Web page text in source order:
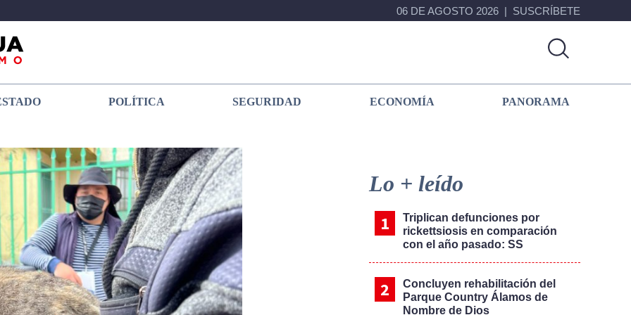
06 DE AGOSTO 2026 SUSCRÍBETE
POLÍTICA SEGURIDAD ECONOMÍA PANORAMA
Sidebar
Lo + leído
Triplican defunciones por
rickettsiosis en comparación
con el año pasado: SS
Concluyen rehabilitación del
Parque Country Álamos de
Nombre de Dios